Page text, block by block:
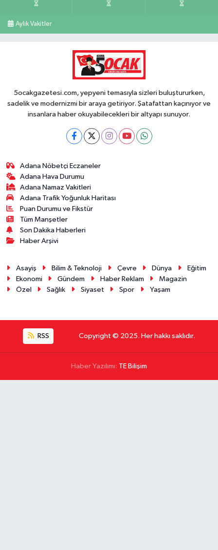
Aylık Vakitler
5ocakgazetesi.com, yepyeni temasıyla sizleri buluştururken,
sadelik ve modernizmi bir araya getiriyor. Şatafattan kaçınıyor ve
insanlara haber okuyabilecekleri bir altyapı sunuyor.
Adana Nöbetçi Eczaneler
Adana Hava Durumu
Adana Namaz Vakitleri
Adana Trafik Yoğunluk Haritası
Puan Durumu ve Fikstür
Tüm Manşetler
Son Dakika Haberleri
Haber Arşivi
Asayiş Bilim & Teknoloji Çevre Dünya
Eğitim
Ekonomi
Gündem Haber Reklam
Magazin
Özel
Sağlık Siyaset Spor Yaşam
RSS Copyright © 2025. Her hakkı saklıdır.
Haber Yazılımı: TE Bilişim